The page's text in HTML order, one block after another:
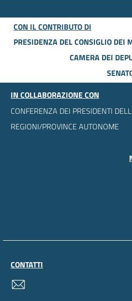
CON IL CONTRIBUTO DI
PRESIDENZA DEL CONSIGLIO DEI
CAMERA DEI
IN COLLABORAZIONE CON
CONFERENZA DEI PRESIDENTI
REGIONI/PROVINCE AUTONOME
CONTATTI